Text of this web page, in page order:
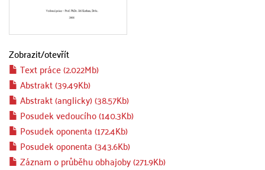
Zobrazit/otevřít
Text práce (2.022Mb)
Abstrakt (39.49Kb)
Abstrakt (anglicky) (38.57Kb)
Posudek vedoucího (140.3Kb)
Posudek oponenta (172.4Kb)
Posudek oponenta (343.6Kb)
Záznam o průběhu obhajoby (271.9Kb)